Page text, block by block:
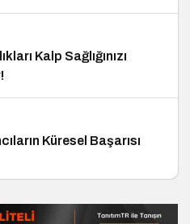
Kalp Sağlığınızı
Küresel Başarısı